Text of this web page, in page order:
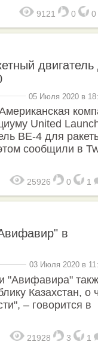
9121 0 0
двигатель
05 Июля 2020 в
United
BE-4 для
сообщили в
25926 0 1
в
03 Июля 2020 в
"Авифавира"
Казахстан, о
– говорится в
21928 3 1